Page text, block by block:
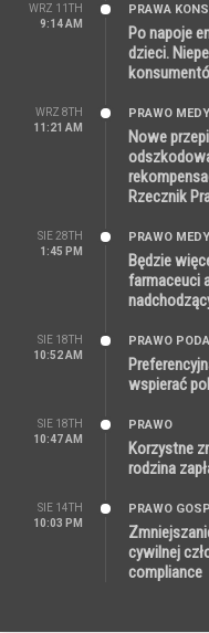
WRZ 11TH
9:14 AM
PRAWA
Po napoje
dzieci.
WRZ 8TH
11:21 AM
PRAWO
Nowe
Rzecznik
SIE 28TH
1:45 PM
PRAWO
Będzie
farmaceuci
SIE 18TH
10:52 AM
PRAWO
wspierać
SIE 18TH
10:47 AM
PRAWO
Korzystne
rodzina
SIE 14TH
10:03 PM
PRAWO
cywilnej
compliance